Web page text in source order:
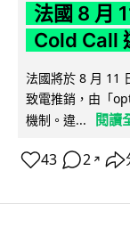
法國 8 月
Cold Call
法國將於 8 月 11
致電推銷，由「
機制。違...
閱讀
43 2 ↗